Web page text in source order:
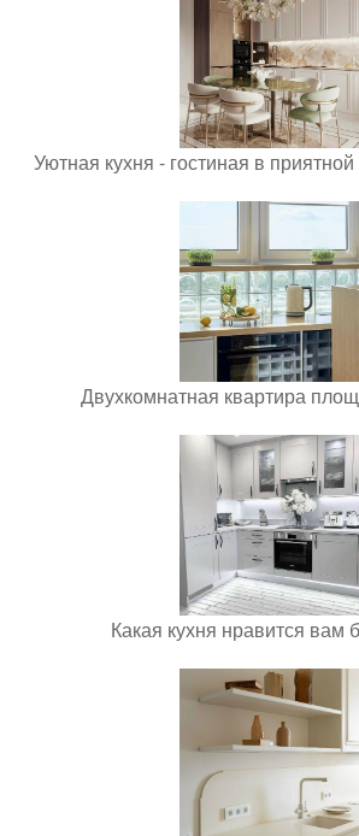
Уютная кухня - гостиная в
Двухкомнатная квартира
Какая кухня нравится вам